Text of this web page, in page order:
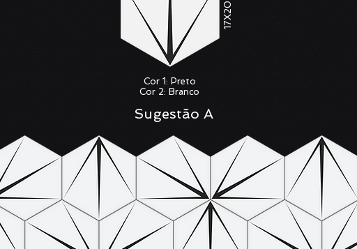
17X20
Cor 1: Preto
Cor 2: Branco
Sugestão A